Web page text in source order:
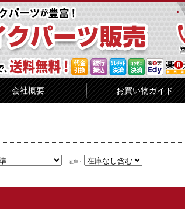
会社概要 お買い物ガイド
在庫：